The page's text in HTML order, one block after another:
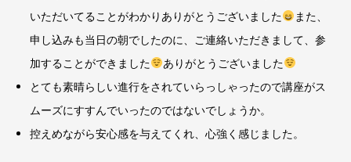
いただいてることがわかりありがとうございました
また、
申し込みも当日の朝でしたのに、ご連絡いただきまして、参
加することができました
ありがとうございました
とても素晴らしい進行をされていらっしゃったので講座がス
ムーズにすすんでいったのではないでしょうか。
控えめながら安心感を与えてくれ、心強く感じました。